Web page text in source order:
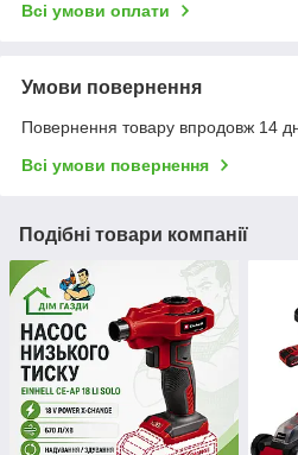
Всі умови оплати
Умови повернення
Повернення товару впродовж 14
Всі умови повернення
Подібні товари компанії